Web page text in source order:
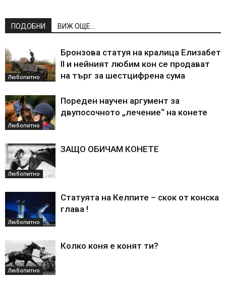
ПОДОБНИ ВИЖ ОЩЕ...
Любопитно
Бронзова статуя на кралица Елизабет
II и нейният любим кон се продават
на търг за шестцифрена сума
Любопитно
Пореден научен аргумент за
двупосочното „лечение“ на конете
Любопитно
ЗАЩО ОБИЧАМ КОНЕТЕ
Любопитно
Статуята на Келпите – скок от конска
глава !
Любопитно
Колко коня е конят ти?